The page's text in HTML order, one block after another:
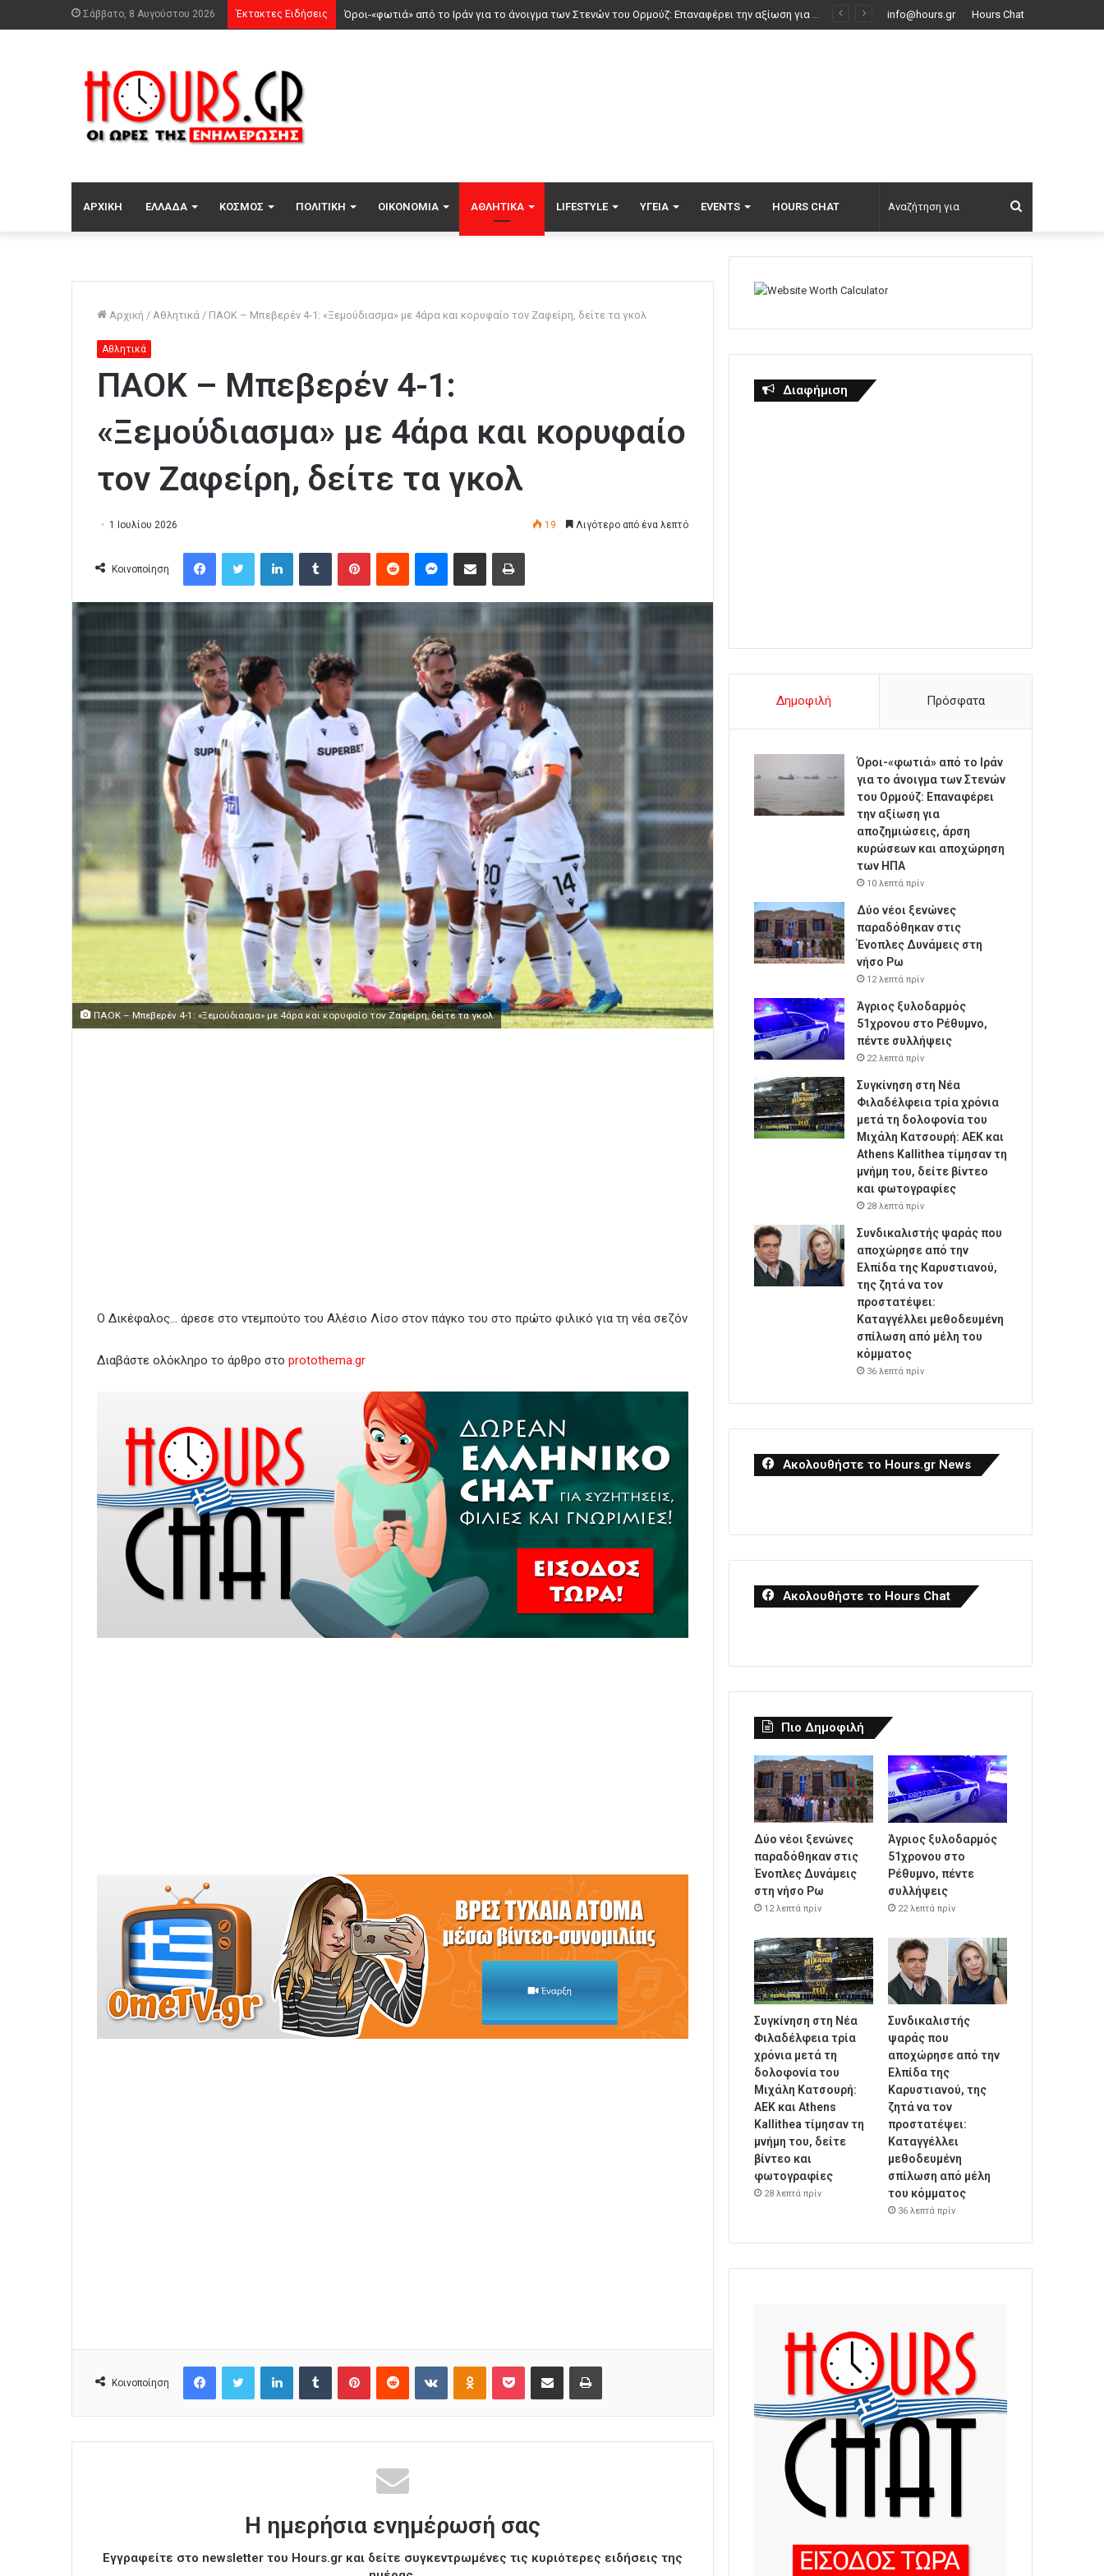
Σάββατο, 8 Αυγούστου 2026 Έκτακτες Ειδήσεις Δύο νέοι ξενώνες παραδόθηκαν στις Ένοπλες Δυνάμεις στη νήσο Ρω info@hours.gr Hours Chat
ΑΡΧΙΚΉ ΕΛΛΆΔΑ ΚΌΣΜΟΣ ΠΟΛΙΤΙΚΉ ΟΙΚΟΝΟΜΊΑ ΑΘΛΗΤΙΚΆ LIFESTYLE ΥΓΕΊΑ EVENTS HOURS CHAT
για
Αρχική / Αθλητικά / ΠΑΟΚ – Μπεβερέν 4-1: «Ξεμούδιασμα» με 4άρα και κορυφαίο τον Ζαφείρη, δείτε τα γκολ
Αθλητικά
ΠΑΟΚ – Μπεβερέν 4-1:
«Ξεμούδιασμα» με 4άρα και κορυφαίο
τον Ζαφείρη, δείτε τα γκολ
1 Ιουλίου 2026 19 Λιγότερο από ένα λεπτό
Κοινοποίηση
ΠΑΟΚ – Μπεβερέν 4-1: «Ξεμούδιασμα» με 4άρα και κορυφαίο τον Ζαφείρη, δείτε τα γκολ
Ο Δικέφαλος… άρεσε στο ντεμπούτο του Αλέσιο Λίσο στον πάγκο του στο πρώτο φιλικό για τη νέα σεζόν
Διαβάστε ολόκληρο το άρθρο στο protothema.gr
Κοινοποίηση
Η ημερήσια ενημέρωσή σας
Εγγραφείτε στο newsletter του Hours.gr και δείτε συγκεντρωμένες τις κυριότερες ειδήσεις της
Διαφήμιση
Δημοφιλή Πρόσφατα
Όροι-«φωτιά» από το Ιράν
για το άνοιγμα των Στενών
του Ορμούζ: Επαναφέρει
την αξίωση για
αποζημιώσεις, άρση
κυρώσεων και αποχώρηση
των ΗΠΑ
10 λεπτά πρίν
Δύο νέοι ξενώνες
παραδόθηκαν στις
Ένοπλες Δυνάμεις στη
νήσο Ρω
12 λεπτά πρίν
Άγριος ξυλοδαρμός
51χρονου στο Ρέθυμνο,
πέντε συλλήψεις
22 λεπτά πρίν
Συγκίνηση στη Νέα
Φιλαδέλφεια τρία χρόνια
μετά τη δολοφονία του
Μιχάλη Κατσουρή: ΑΕΚ και
Athens Kallithea τίμησαν τη
μνήμη του, δείτε βίντεο
και φωτογραφίες
28 λεπτά πρίν
Συνδικαλιστής ψαράς που
αποχώρησε από την
Ελπίδα της Καρυστιανού,
της ζητά να τον
προστατέψει:
Καταγγέλλει μεθοδευμένη
σπίλωση από μέλη του
κόμματος
36 λεπτά πρίν
Ακολουθήστε το Hours.gr News
Ακολουθήστε το Hours Chat
Πιο Δημοφιλή
Δύο νέοι ξενώνες
παραδόθηκαν στις
Ένοπλες Δυνάμεις
στη νήσο Ρω
12 λεπτά πρίν
Άγριος ξυλοδαρμός
51χρονου στο
Ρέθυμνο, πέντε
συλλήψεις
22 λεπτά πρίν
Συγκίνηση στη Νέα
Φιλαδέλφεια τρία
χρόνια μετά τη
δολοφονία του
Μιχάλη Κατσουρή:
ΑΕΚ και Athens
Kallithea τίμησαν τη
μνήμη του, δείτε
βίντεο και
φωτογραφίες
28 λεπτά πρίν
Συνδικαλιστής
ψαράς που
αποχώρησε από την
Ελπίδα της
Καρυστιανού, της
ζητά να τον
προστατέψει:
Καταγγέλλει
μεθοδευμένη
σπίλωση από μέλη
του κόμματος
36 λεπτά πρίν